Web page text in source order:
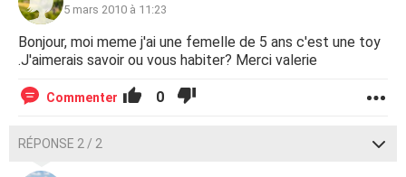
5 mars 2010 à 11:23
Bonjour, moi meme j'ai une femelle de 5 ans c'est une toy
.J'aimerais savoir ou vous habiter? Merci valerie
Commenter 0
RÉPONSE 2 / 2